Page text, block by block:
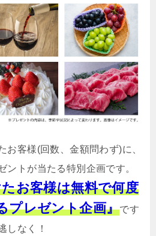
お客様(回数、金額問わず)に、
ントが当たる特別企画です。
お客様は無料で何度
プレゼント企画』です
しなく！